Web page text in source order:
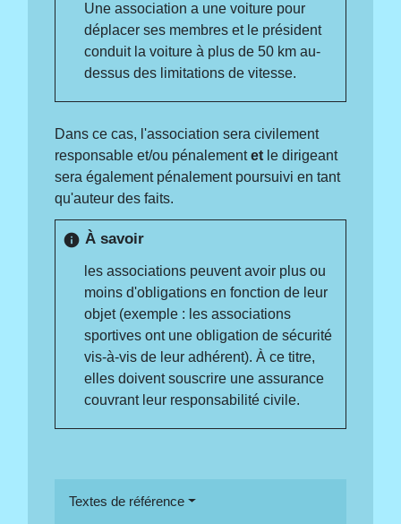
Une association a une voiture pour
déplacer ses membres et le président
conduit la voiture à plus de 50 km au-
dessus des limitations de vitesse.
Dans ce cas, l'association sera civilement
responsable et/ou pénalementet le dirigeant
sera également pénalement poursuivi en tant
qu'auteur des faits.
info À savoir
les associations peuvent avoir plus ou
moins d'obligations en fonction de leur
objet (exemple : les associations
sportives ont une obligation de sécurité
vis-à-vis de leur adhérent). À ce titre,
elles doivent souscrire une assurance
couvrant leur responsabilité civile.
Textes de référence